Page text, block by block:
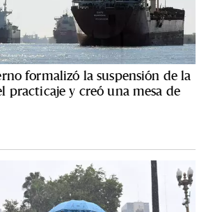
formalizó la suspensión de la
practicaje y creó una mesa de